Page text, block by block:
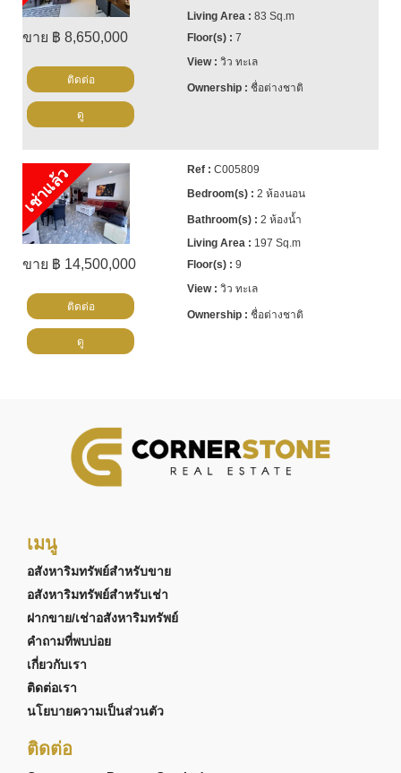
ขาย ฿ 8,650,000
83 Sq.m
7
วิว ทะเล
ชื่อต่างชาติ
ติดต่อ
ดู
เช่าแล้ว
ขาย ฿ 14,500,000
C005809
2 ห้องนอน
2 ห้องน้ำ
197 Sq.m
9
วิว ทะเล
ชื่อต่างชาติ
ติดต่อ
ดู
เมนู
อสังหาริมทรัพย์สำหรับขาย
อสังหาริมทรัพย์สำหรับเช่า
ฝากขาย/เช่าอสังหาริมทรัพย์
คำถามที่พบบ่อย
เกี่ยวกับเรา
ติดต่อเรา
นโยบายความเป็นส่วนตัว
ติดต่อ